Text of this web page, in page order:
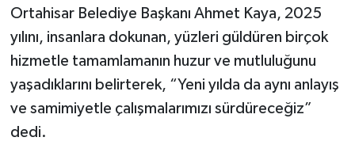
Ortahisar Belediye Başkanı Ahmet Kaya, 2025
yılını, insanlara dokunan, yüzleri güldüren birçok
hizmetle tamamlamanın huzur ve mutluluğunu
yaşadıklarını belirterek, “Yeni yılda da aynı anlayış
ve samimiyetle çalışmalarımızı sürdüreceğiz”
dedi.